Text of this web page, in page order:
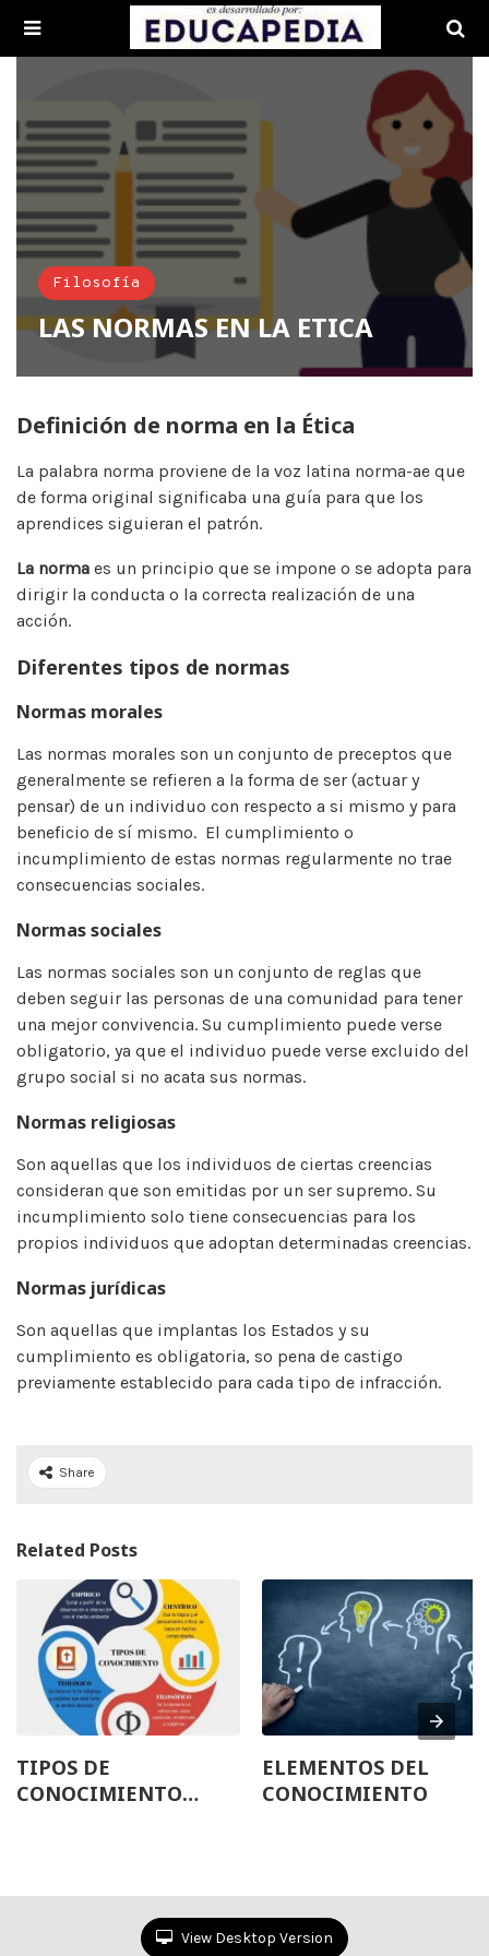
Filosofía
LAS NORMAS EN LA ETICA
Definición de norma en la Ética
La palabra norma proviene de la voz latina norma-ae que
de forma original significaba una guía para que los
aprendices siguieran el patrón.
La norma es un principio que se impone o se adopta para
dirigir la conducta o la correcta realización de una
acción.
Diferentes tipos de normas
Normas morales
Las normas morales son un conjunto de preceptos que
generalmente se refieren a la forma de ser (actuar y
pensar) de un individuo con respecto a si mismo y para
beneficio de sí mismo. El cumplimiento o
incumplimiento de estas normas regularmente no trae
consecuencias sociales.
Normas sociales
Las normas sociales son un conjunto de reglas que
deben seguir las personas de una comunidad para tener
una mejor convivencia. Su cumplimiento puede verse
obligatorio, ya que el individuo puede verse excluido del
grupo social si no acata sus normas.
Normas religiosas
Son aquellas que los individuos de ciertas creencias
consideran que son emitidas por un ser supremo. Su
incumplimiento solo tiene consecuencias para los
propios individuos que adoptan determinadas creencias.
Normas jurídicas
Son aquellas que implantas los Estados y su
cumplimiento es obligatoria, so pena de castigo
previamente establecido para cada tipo de infracción.
Share
Related Posts
TIPOS DE
CONOCIMIENTO
ELEMENTOS DEL
CONOCIMIENTO
View Desktop Version